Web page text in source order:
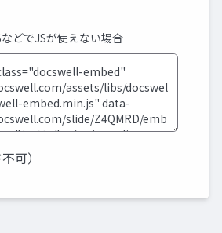
などでJSが使えない場合
可）